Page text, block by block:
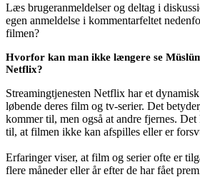
Læs brugeranmeldelser og deltag i
egen anmeldelse i kommentarfeltet
filmen?
Hvorfor kan man ikke længere se
Netflix?
Streamingtjenesten Netflix har et
løbende deres film og tv-serier. Det
kommer til, men også at andre fjernes.
til, at filmen ikke kan afspilles eller er
Erfaringer viser, at film og serier ofte er
flere måneder eller år efter de har fået